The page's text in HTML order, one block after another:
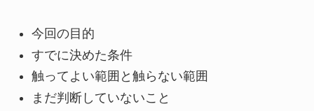
今回の目的
すでに決めた条件
触ってよい範囲と触らない範囲
まだ判断していないこと